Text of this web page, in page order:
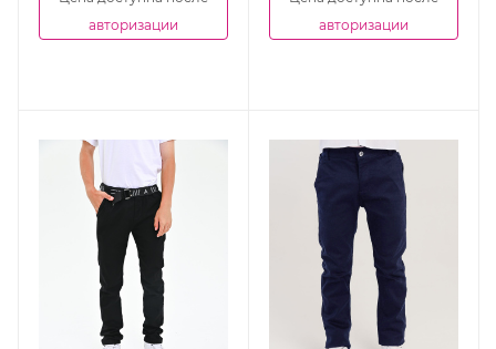
авторизации
авторизации